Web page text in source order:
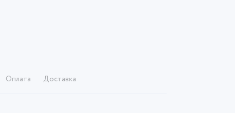
Оплата Доставка